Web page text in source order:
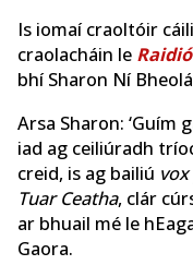
Is iomaí craoltóir
craolacháin le
bhí Sharon Ní
Arsa Sharon: ‘Guím
iad ag ceiliúradh
creid, is ag bailiú
Tuar Ceatha, clár
ar bhuail mé le
Gaora.